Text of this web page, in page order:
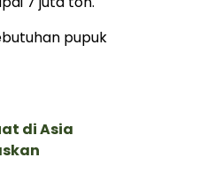
pupuk
di Asia